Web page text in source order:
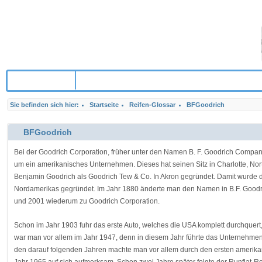
Sie befinden sich hier: Startseite Reifen-Glossar BFGoodrich
BFGoodrich
Bei der Goodrich Corporation, früher unter den Namen B. F. Goodrich
um ein amerikanisches Unternehmen. Dieses hat seinen Sitz in Charlotte,
Benjamin Goodrich als Goodrich Tew & Co. In Akron gegründet. Damit wurde
Nordamerikas gegründet. Im Jahr 1880 änderte man den Namen in B.F.
und 2001 wiederum zu Goodrich Corporation.
Schon im Jahr 1903 fuhr das erste Auto, welches die USA komplett
war man vor allem im Jahr 1947, denn in diesem Jahr führte das
den darauf folgenden Jahren machte man vor allem durch den ersten